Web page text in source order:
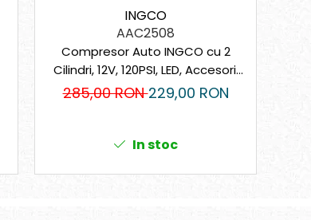
INGCO
AAC2508
Compresor Auto INGCO cu 2
Cilindri, 12V, 120PSI, LED, Accesorii
Incluse + Geantă Transport
285,00 RON229,00 RON
In stoc